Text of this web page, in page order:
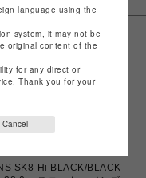
Skate ERA
23.5㎝～28.0㎝ スニ
ューズ 0198266445786
SK8-Hi BLACK/BLACK
language using the
system, it may not be
original content of the
for any direct or
Thank you for your
Cancel